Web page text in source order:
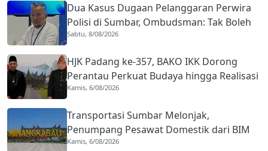
Dua Kasus Dugaan Pelanggaran Perwira
Polisi di Sumbar, Ombudsman: Tak Boleh
Ada Toleransi
Sabtu, 8/08/2026
HJK Padang ke-357, BAKO IKK Dorong
Perantau Perkuat Budaya hingga Realisasi
Kota Gastronomi
Kamis, 6/08/2026
Transportasi Sumbar Melonjak,
Penumpang Pesawat Domestik dari BIM
Naik Hampir 33 Persen
Kamis, 6/08/2026